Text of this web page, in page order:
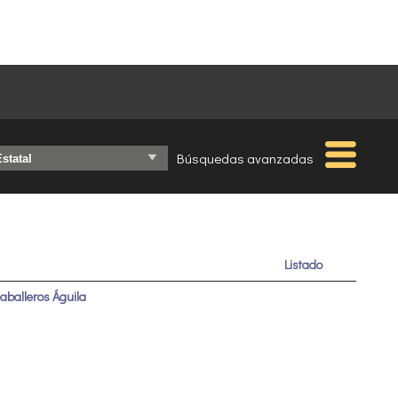
Búsquedas avanzadas
Listado
Águila